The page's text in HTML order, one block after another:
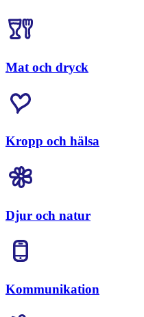
Mat och dryck
Kropp och hälsa
Djur och natur
Kommunikation